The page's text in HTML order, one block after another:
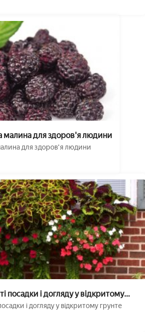
малина для здоров'я людини
для здоров'я людини
посадки і догляду у відкритому
і догляду у відкритому грунте